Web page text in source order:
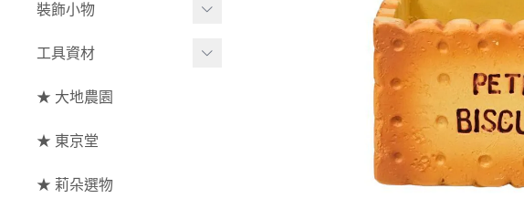
- 其他
玫瑰
大玫瑰
- 迷你玫瑰
- 莉朵獨家水染
- 大地農園
索拉花(僅花頭)
原色
葉材⧸藤蔓
枝條
果實
小型花器
中大型花器
捧花架⧸吊架
藤圈⧸注連繩
裝飾小物
裝飾⧸擺飾
花插
工具資材
工具⧸型錄
資材
★ 大地農園
★ 東京堂
★ 莉朵選物